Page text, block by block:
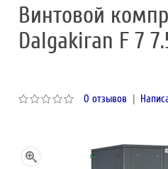
Винтовой
Dalgakiran F 7
0 отзывов |